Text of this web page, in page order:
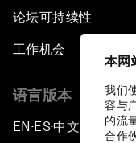
本网
我们
容与
的流
合作
论坛可持续性
工作机会
语言版本
EN ▪ES▪中文▪ 日本語